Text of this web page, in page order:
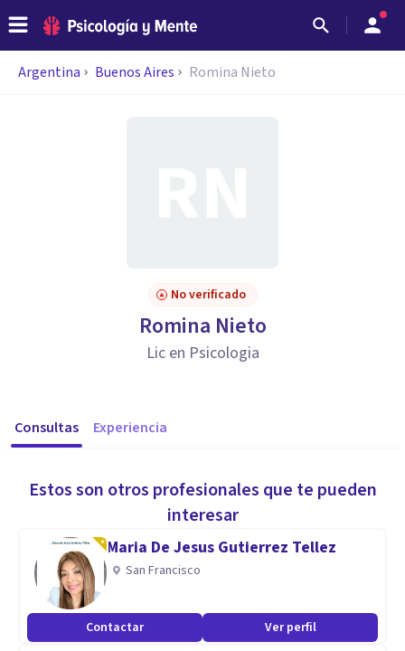
Argentina Buenos Aires Romina Nieto
No verificado
Romina Nieto
Lic en Psicologia
Consultas Experiencia
Estos son otros profesionales que te pueden
interesar
Maria De Jesus Gutierrez Tellez
San Francisco
Contactar Ver perfil